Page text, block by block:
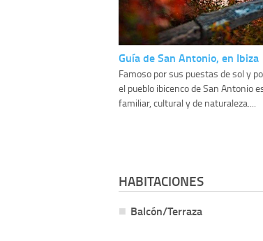
Guía de San Antonio, en Ibiza
Famoso por sus puestas de sol y
el pueblo ibicenco de San Antonio
familiar, cultural y de naturaleza....
HABITACIONES
Balcón/Terraza